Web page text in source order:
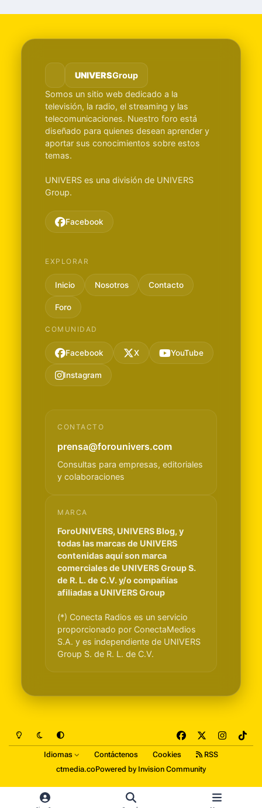
UNIVERSGroup
Somos un sitio web dedicado a la
televisión, la radio, el streaming y las
telecomunicaciones. Nuestro foro está
diseñado para quienes desean aprender y
aportar sus conocimientos sobre estos
temas.
UNIVERS es una división de UNIVERS
Group.
Facebook
EXPLORAR
Inicio Nosotros Contacto
Foro
COMUNIDAD
Facebook X YouTube
Instagram
CONTACTO
prensa@forounivers.com
Consultas para empresas, editoriales
y colaboraciones
MARCA
ForoUNIVERS, UNIVERS Blog, y
todas las marcas de UNIVERS
contenidas aquí son marca
comerciales de UNIVERS Group S.
de R. L. de C.V. y/o compañías
afiliadas a UNIVERS Group
(*) Conecta Radios es un servicio
proporcionado por ConectaMedios
S.A. y es independiente de UNIVERS
Group S. de R. L. de C.V.
Light ModeDark ModeSystem Preference
a
c
e
b
n
s
a
g
i
o
Idiomas Contáctenos Cookies
RSS
ctmedia.coPowered by Invision Community